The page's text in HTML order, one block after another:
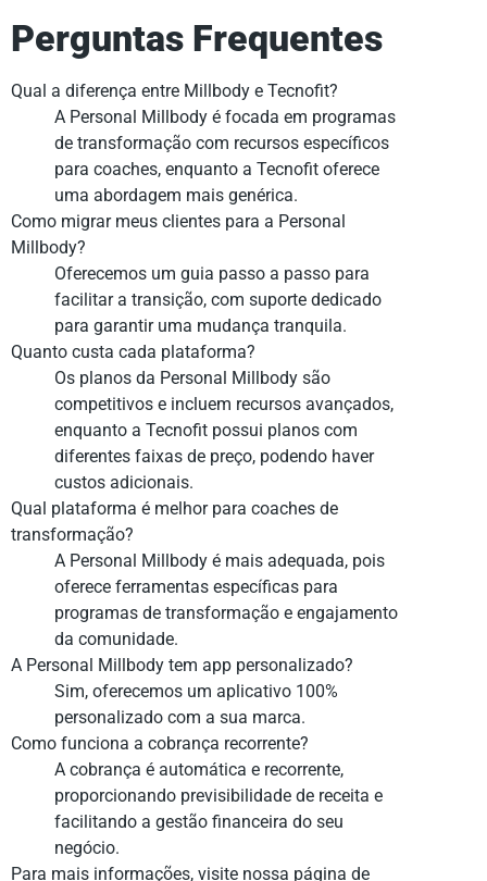
Perguntas Frequentes
Qual a diferença entre Millbody e Tecnofit?
A Personal Millbody é focada em programas
de transformação com recursos específicos
para coaches, enquanto a Tecnofit oferece
uma abordagem mais genérica.
Como migrar meus clientes para a Personal
Millbody?
Oferecemos um guia passo a passo para
facilitar a transição, com suporte dedicado
para garantir uma mudança tranquila.
Quanto custa cada plataforma?
Os planos da Personal Millbody são
competitivos e incluem recursos avançados,
enquanto a Tecnofit possui planos com
diferentes faixas de preço, podendo haver
custos adicionais.
Qual plataforma é melhor para coaches de
transformação?
A Personal Millbody é mais adequada, pois
oferece ferramentas específicas para
programas de transformação e engajamento
da comunidade.
A Personal Millbody tem app personalizado?
Sim, oferecemos um aplicativo 100%
personalizado com a sua marca.
Como funciona a cobrança recorrente?
A cobrança é automática e recorrente,
proporcionando previsibilidade de receita e
facilitando a gestão financeira do seu
negócio.
Para mais informações, visite nossa página de